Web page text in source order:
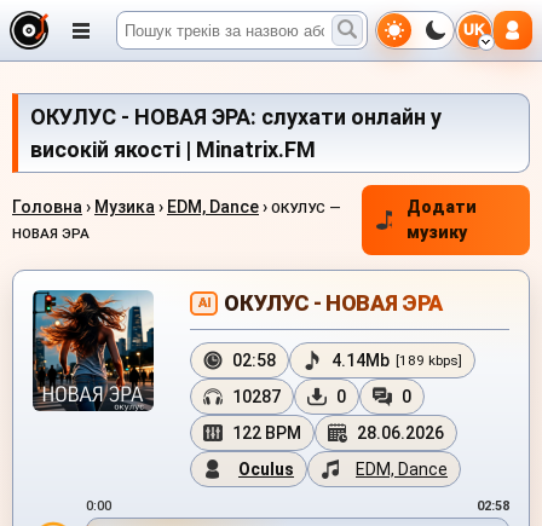
UK
ОКУЛУС - НОВАЯ ЭРА: слухати онлайн у
високій якості | Minatrix.FM
Головна › Музика › EDM, Dance› ОКУЛУС —
НОВАЯ ЭРА
Додати
музику
AI ОКУЛУС - НОВАЯ ЭРА
02:58 4.14Mb [189 kbps]
10287 0
0
122 BPM
28.06.2026
Oculus
EDM, Dance
0:00 02:58